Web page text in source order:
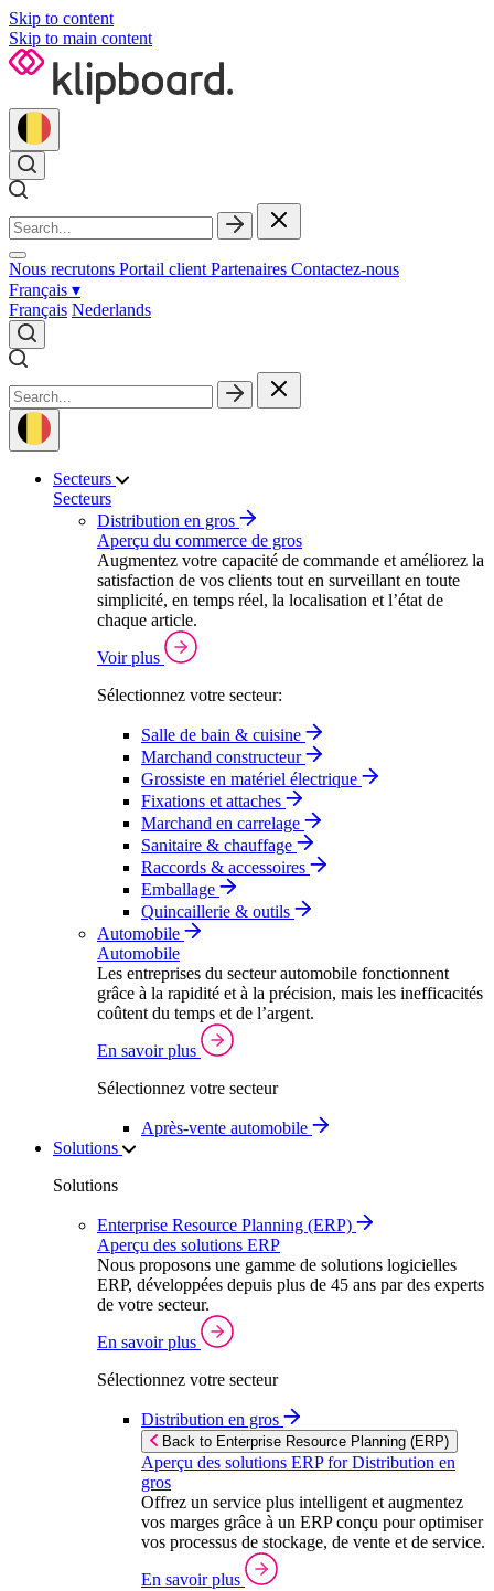
Skip to content
Skip to main content
Nous recrutons Portail client Partenaires Contactez‑nous
Français ▾
Français Nederlands
Secteurs
Secteurs
Distribution en gros
Aperçu du commerce de gros
Augmentez votre capacité de commande et améliorez la
satisfaction de vos clients tout en surveillant en toute
simplicité, en temps réel, la localisation et l’état de
chaque article.
Voir plus
Sélectionnez votre secteur:
Salle de bain & cuisine
Marchand constructeur
Grossiste en matériel électrique
Fixations et attaches
Marchand en carrelage
Sanitaire & chauffage
Raccords & accessoires
Emballage
Quincaillerie & outils
Automobile
Automobile
Les entreprises du secteur automobile fonctionnent
grâce à la rapidité et à la précision, mais les inefficacités
coûtent du temps et de l’argent.
En savoir plus
Sélectionnez votre secteur
Après‑vente automobile
Solutions
Solutions
Enterprise Resource Planning (ERP)
Aperçu des solutions ERP
Nous proposons une gamme de solutions logicielles
ERP, développées depuis plus de 45 ans par des experts
de votre secteur.
En savoir plus
Sélectionnez votre secteur
Distribution en gros
Back to Enterprise Resource Planning (ERP)
Aperçu des solutions ERP for Distribution en
gros
Offrez un service plus intelligent et augmentez
vos marges grâce à un ERP conçu pour optimiser
vos processus de stockage, de vente et de service.
En savoir plus